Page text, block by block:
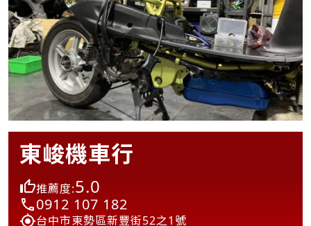
東峻機車行
推薦度:5.0
0912 107 182
台中市東勢區新豐街52之1號